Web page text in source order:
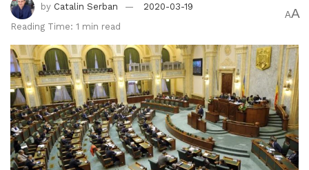
by Catalin Serban
2020-03-19
Reading Time: 1 min read
AA